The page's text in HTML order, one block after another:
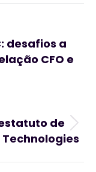
desafios a
CFO e
de